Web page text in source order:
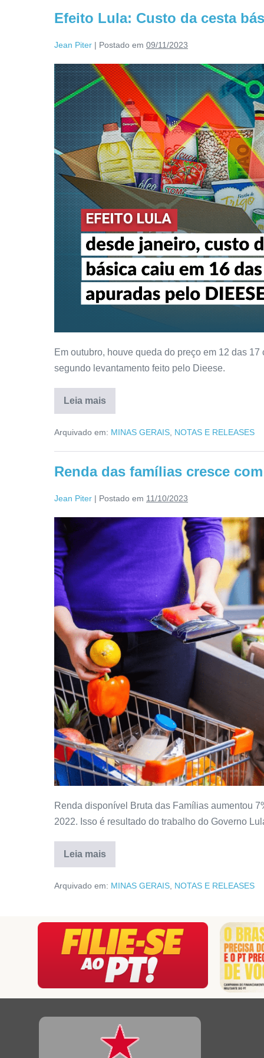
Efeito Lula: Custo da cesta
Jean Piter | Postado em 09/11/2023
Em outubro, houve queda do preço em 12 das
segundo levantamento feito pelo Dieese.
Leia mais
Arquivado em: MINAS GERAIS NOTAS E RELEASES
Renda das famílias cresce
Jean Piter | Postado em 11/10/2023
Renda disponível Bruta das Famílias aumentou
2022. Isso é resultado do trabalho do Governo
Leia mais
Arquivado em: MINAS GERAIS NOTAS E RELEASES